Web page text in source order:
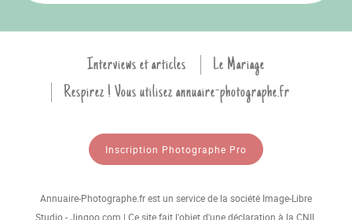
Interviews et articles
Le Mariage
Respirez ! Vous utilisez annuaire-photographe.fr
Inscription Photographe Pro
Annuaire-Photographe.fr est un service de la société Image-Libre
Studio - Jingoo.com | Ce site fait l'objet d'une déclaration à la CNIL